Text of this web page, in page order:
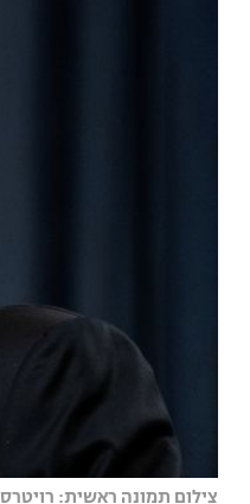
צילום תמונה ראשית: רויטרס